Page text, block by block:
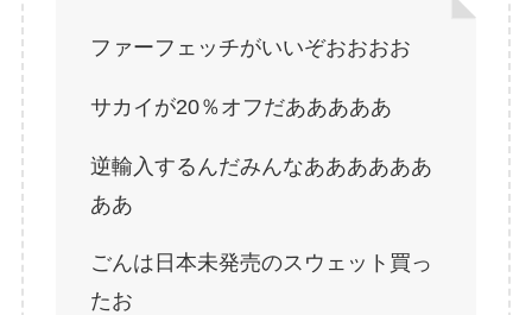
ファーフェッチがいいぞおおおお
サカイが20％オフだあああああ
逆輸入するんだみんなああああああ
ああ
ごんは日本未発売のスウェット買っ
たお